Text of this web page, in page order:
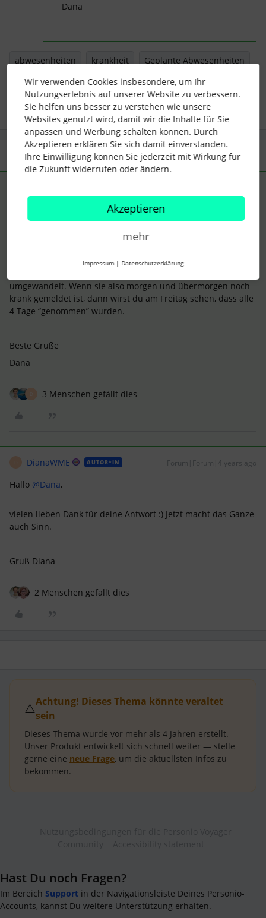
Dana
abwesenheiten krankheit Geplante Abwesenheiten
genommene Tage
2 Antworten Älteste zuerst
irritiert. Die Tage werden erst nachdem sie tatsächlich
umgewandelt. Wenn sie also morgen und übermorgen noch
krank gemeldet ist, dann wirst du am Freitag sehen, dass alle
4 Tage “genommen” wurden.
Beste Grüße
Dana
3 Menschen gefällt dies
DianaWME AUTOR*IN Forum|Forum|4 years ago
Hallo @Dana,
vielen lieben Dank für deine Antwort :) Jetzt macht das Ganze
auch Sinn.
Gruß Diana
2 Menschen gefällt dies
⚠️Achtung! Dieses Thema könnte veraltet
sein
Dieses Thema wurde vor mehr als 4 Jahren erstellt.
Unser Produkt entwickelt sich schnell weiter — stelle
gerne eine neue Frage, um die aktuellsten Infos zu
bekommen.
Hast Du noch Fragen?
Im Bereich Support in der Navigationsleiste Deines Personio-
Accounts, kannst Du weitere Unterstützung erhalten.
Wir verwenden Cookies insbesondere, um Ihr
Nutzungserlebnis auf unserer Website zu verbessern.
Sie helfen uns besser zu verstehen wie unsere
Websites genutzt wird, damit wir die Inhalte für Sie
anpassen und Werbung schalten können. Durch
Akzeptieren erklären Sie sich damit einverstanden.
Ihre Einwilligung können Sie jederzeit mit Wirkung für
die Zukunft widerrufen oder ändern.
Akzeptieren
mehr
Impressum | Datenschutzerklärung